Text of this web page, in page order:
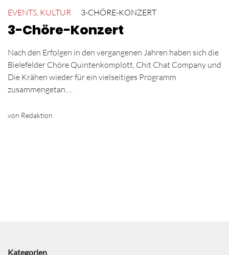
EVENTS KULTUR 3-CHÖRE-KONZERT
3-Chöre-Konzert
Nach den Erfolgen in den vergangenen Jahren haben sich die
Bielefelder Chöre Quintenkomplott, Chit Chat Company und
Die Krähen wieder für ein vielseitiges Programm
zusammengetan….
von Redaktion
Kategorien